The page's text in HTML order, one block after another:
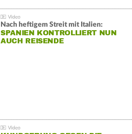
Nach heftigem Streit mit Italien:
SPANIEN KONTROLLIERT NUN
AUCH REISENDE